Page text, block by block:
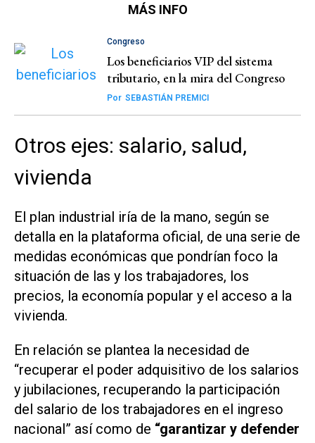
MÁS INFO
Congreso
Los beneficiarios VIP del sistema
tributario, en la mira del Congreso
Por SEBASTIÁN PREMICI
Otros ejes: salario, salud,
vivienda
El plan industrial iría de la mano, según se
detalla en la plataforma oficial, de una serie de
medidas económicas que pondrían foco la
situación de las y los trabajadores, los
precios, la economía popular y el acceso a la
vivienda.
En relación se plantea la necesidad de
“recuperar el poder adquisitivo de los salarios
y jubilaciones, recuperando la participación
del salario de los trabajadores en el ingreso
nacional” así como de “garantizar y defender